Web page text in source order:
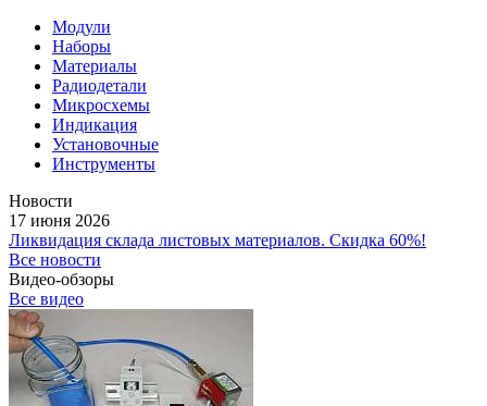
Модули
Наборы
Материалы
Радиодетали
Микросхемы
Индикация
Установочные
Инструменты
Новости
17 июня 2026
Ликвидация склада листовых материалов. Скидка 60%!
Все новости
Видео-обзоры
Все видео